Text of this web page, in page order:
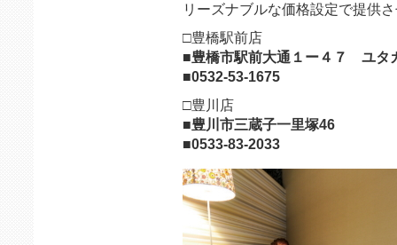
リーズナブルな価格設定で提供
□豊橋駅前店
■豊橋市駅前大通１ー４７ ユタ
■0532-53-1675
□豊川店
■豊川市三蔵子一里塚46
■0533-83-2033